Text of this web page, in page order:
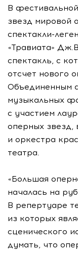
В
звезд мировой
спектакли-
«Травиата»
спектакль, с
отсчет нового
Объединенным
музыкальных
с участием
оперных звезд,
и оркестра
театра.
«Большая
началась на
В репертуаре
из которых
сценического
думать, что